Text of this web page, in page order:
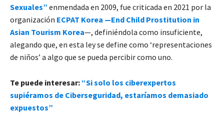
Sexuales” enmendada en 2009, fue criticada en 2021 por la
organización ECPAT Korea —End Child Prostitution in
Asian Tourism Korea—, definiéndola como insuficiente,
alegando que, en esta ley se define como ‘representaciones
de niños’ a algo que se pueda percibir como uno.
Te puede interesar:“Si solo los ciberexpertos
supiéramos de Ciberseguridad, estaríamos demasiado
expuestos”